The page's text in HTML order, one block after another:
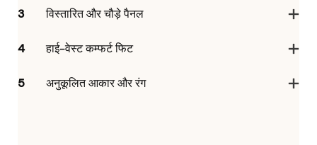
3 विस्तारित और चौड़े पैनल
4 हाई-वेस्ट कम्फर्ट फिट
5 अनुकूलित आकार और रंग